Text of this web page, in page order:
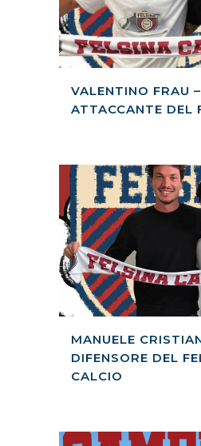
VALENTINO FRAU
ATTACCANTE DEL
MANUELE
DIFENSORE DEL
CALCIO